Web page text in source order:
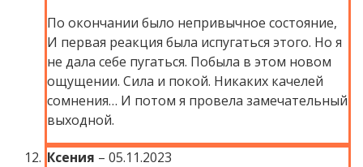
По окончании было непривычное состояние,
И первая реакция была испугаться этого. Но я
не дала себе пугаться. Побыла в этом новом
ощущении. Сила и покой. Никаких качелей
сомнения… И потом я провела замечательный
выходной.
Ксения – 05.11.2023